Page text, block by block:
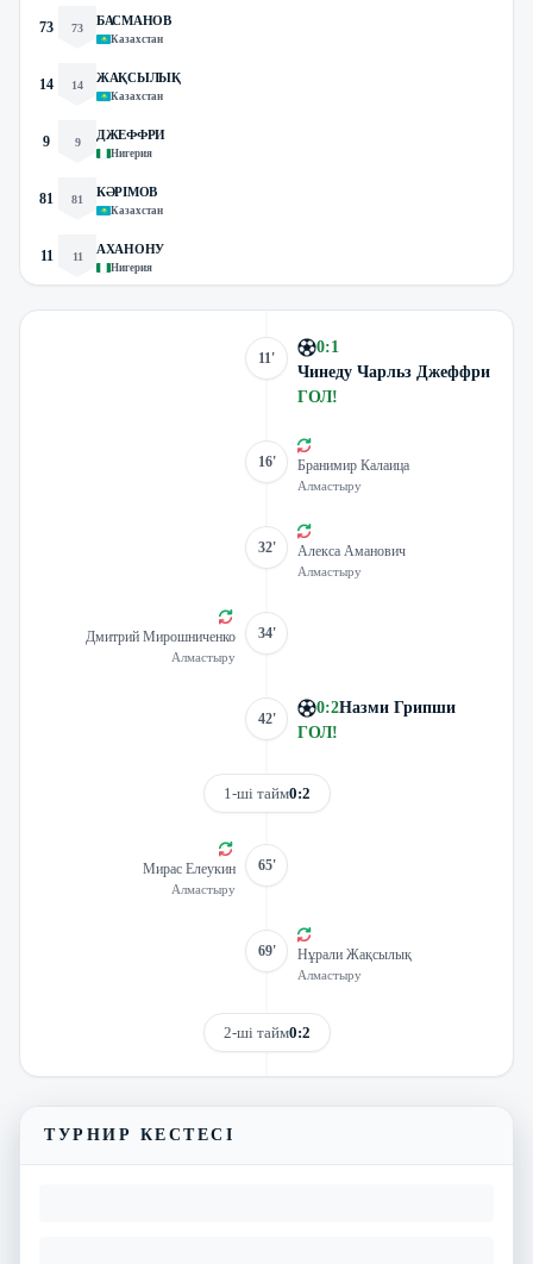
73 73
БАСМАНОВ
Казахстан
14 14
ЖАҚСЫЛЫҚ
Казахстан
9 9
ДЖЕФФРИ
Нигерия
81 81
КӘРІМОВ
Казахстан
11 11
АХАНОНУ
Нигерия
11'
0:1
Чинеду Чарльз Джеффри
ГОЛ!
16' Бранимир Калаица
Алмастыру
32' Алекса Аманович
Алмастыру
Дмитрий Мирошниченко
Алмастыру
34'
42'
0:2Назми Грипши
ГОЛ!
1-ші тайм0:2
Мирас Елеукин
Алмастыру
65'
69' Нұрали Жақсылық
Алмастыру
2-ші тайм0:2
ТУРНИР КЕСТЕСІ